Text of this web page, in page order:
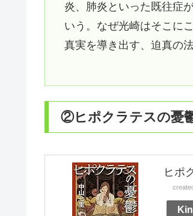
炎、肺炎といった既往症
いう。なぜ光崎はそこに
真実を導き出す、迫真の
②ヒポクラテスの憂
ヒポ